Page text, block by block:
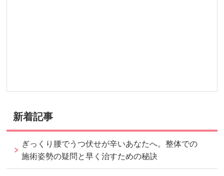
新着記事
ぎっくり腰でうつ伏せが辛いあなたへ。整体での
施術姿勢の疑問と早く治すための秘訣